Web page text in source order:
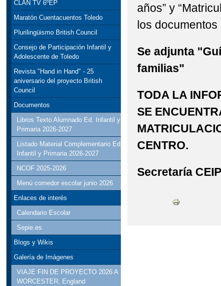
CLAN TV 6ºEP
Maratón Cuentacuentos Toledo
Plurilingüismo British Council
Consejo de Participación Infantil y
Adolescente de Toledo
Revista "Hand in Hand" - 25
aniversario del proyecto British
Council
Documentos
Libros Texto Alumnado Ed. Infantil y
Primaria 2026-2027
Listado Material Complementario Ed
Infantil y Primaria 2026-2027
NCOF 2025-2026
Menú comedor escolar junio 2026
Enlaces de interés
Calendario Escolar
Sepie.es
Blogs y Wikis
Galería de Imágenes
VIAJE FIN DE PROYECTO 2026 A
WORCESTER, England
años” y
los
Se adjunta
familias"
TODA LA
SE
CENTRO.
Secretaría